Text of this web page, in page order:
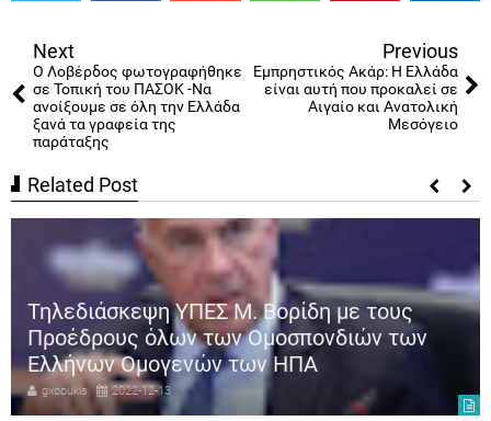
Next
Ο Λοβέρδος φωτογραφήθηκε
σε Τοπική του ΠΑΣΟΚ -Να
ανοίξουμε σε όλη την Ελλάδα
ξανά τα γραφεία της
παράταξης
Previous
Εμπρηστικός Ακάρ: Η Ελλάδα
είναι αυτή που προκαλεί σε
Αιγαίο και Ανατολική
Μεσόγειο
Related Post
Τηλεδιάσκεψη ΥΠΕΣ Μ. Βορίδη με τους
Προέδρους όλων των Ομοσπονδιών των
Ελλήνων Ομογενών των ΗΠΑ
gxcoukis 2022-12-13